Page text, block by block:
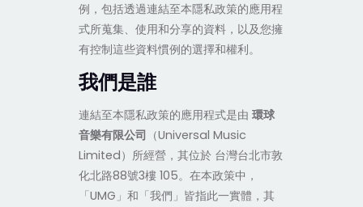
例，包括透過連結至本隱私政策的應用程
式所蒐集、使用和分享的資料，以及您擁
有控制這些資料慣例的選擇和權利。
我們是誰
連結至本隱私政策的應用程式是由 環球
音樂有限公司 （Universal Music
Limited）所經營，其位於 台灣台北市敦
化北路88號3樓 105。在本政策中，
「UMG」和「我們」皆指此一實體，其